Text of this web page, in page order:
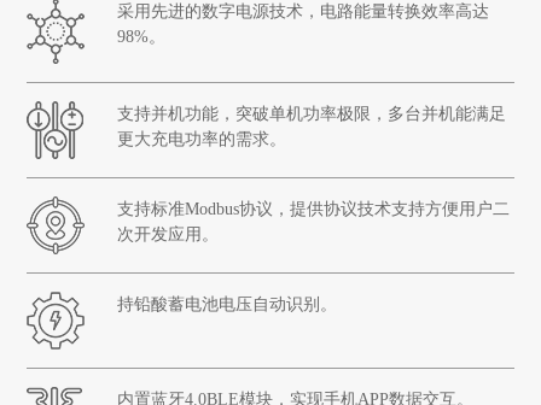
采用先进的数字电源技术，电路能量转换效率高达
98%。
支持并机功能，突破单机功率极限，多台并机能满足
更大充电功率的需求。
支持标准Modbus协议，提供协议技术支持方便用户二
次开发应用。
持铅酸蓄电池电压自动识别。
内置蓝牙4.0BLE模块，实现手机APP数据交互。